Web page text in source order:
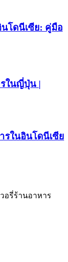
นโดนีเซีย: คู่มือ
รในญี่ปุ่น |
รในอินโดนีเซีย
อรี่ร้านอาหาร